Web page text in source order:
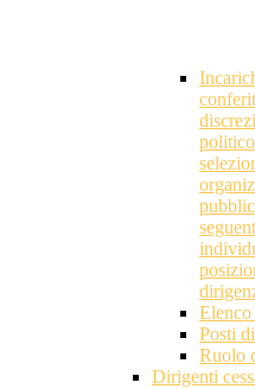
Posti
Ruolo
Dirigenti